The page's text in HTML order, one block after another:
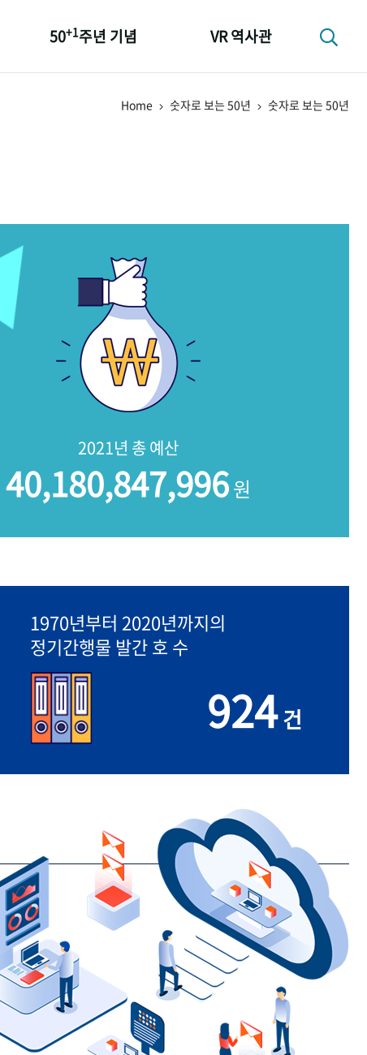
50+1주년 기념 VR 역사관
Home 숫자로 보는 50년 숫자로 보는 50년
2021년 총 예산
40,180,847,996원
1970년부터 2020년까지의
정기간행물 발간 호 수
924건